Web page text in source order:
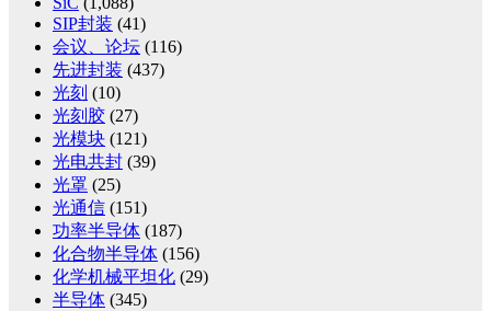
SIP封装 (41)
会议、论坛 (116)
先进封装 (437)
光刻 (10)
光刻胶 (27)
光模块 (121)
光电共封 (39)
光罩 (25)
光通信 (151)
功率半导体 (187)
化合物半导体 (156)
化学机械平坦化 (29)
半导体 (345)